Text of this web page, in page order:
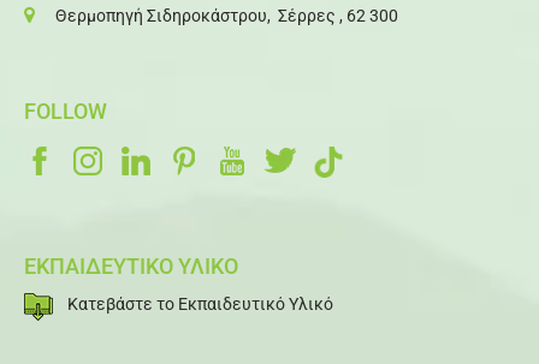
Θερμοπηγή Σιδηροκάστρου, Σέρρες , 62 300
FOLLOW
ΕΚΠΑΙΔΕΥΤΙΚΟ ΥΛΙΚΟ
Κατεβάστε το Εκπαιδευτικό Υλικό